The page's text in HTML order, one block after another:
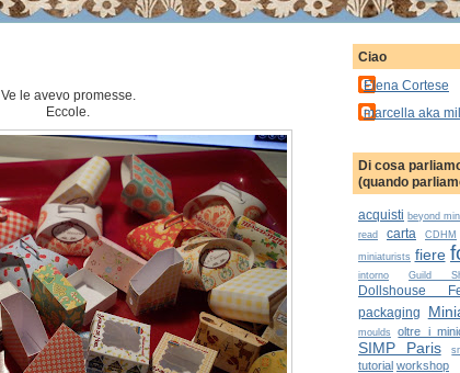
Ve le avevo promesse.
Eccole.
Ciao
Elena Cortese
marcella aka
Di cosa
(quando
acquisti beyond
read
carta CDHM
miniaturists fiere
intorno
Guild
Dollshouse
packaging
moulds
oltre i
SIMP Paris
tutorial workshop